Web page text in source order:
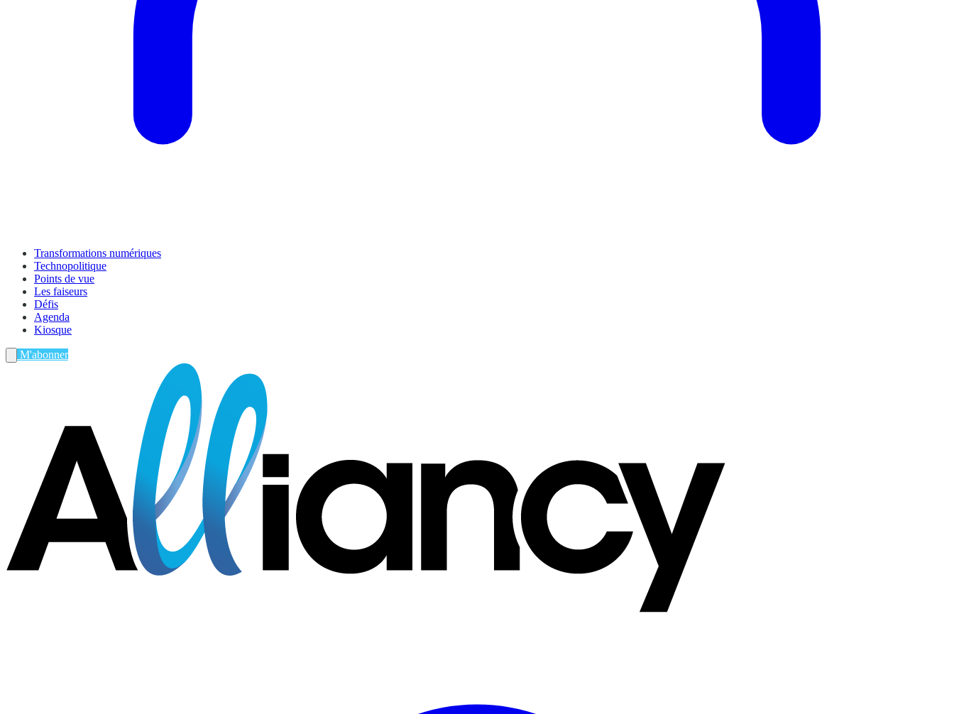
Transformations numériques
Technopolitique
Points de vue
Les faiseurs
Défis
Agenda
Kiosque
M'abonner